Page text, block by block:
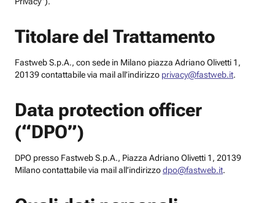
Titolare del Trattamento
Fastweb S.p.A., con sede in Milano piazza Adriano Olivetti 1,
20139 contattabile via mail all’indirizzo privacy@fastweb.it.
Data protection officer
(“DPO”)
DPO presso Fastweb S.p.A., Piazza Adriano Olivetti 1, 20139
Milano contattabile via mail all’indirizzodpo@fastweb.it.